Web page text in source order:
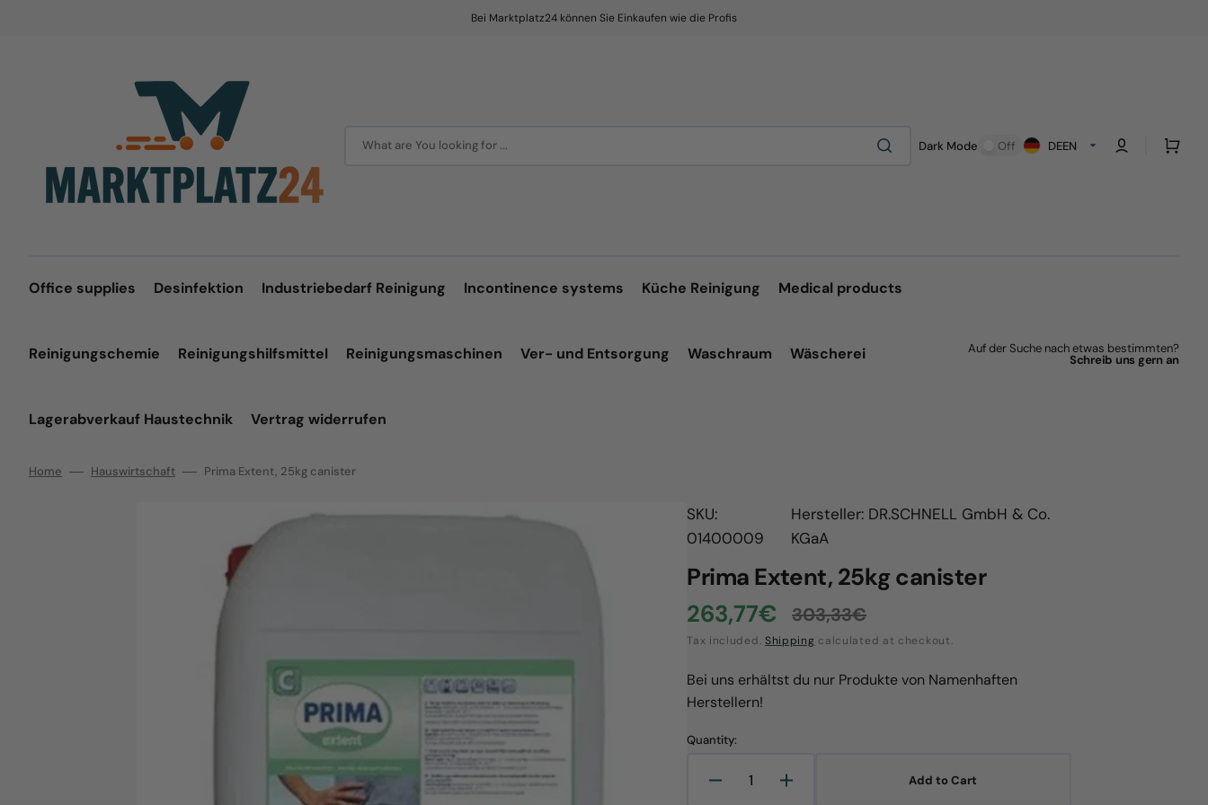
Bei Marktplatz24 können Sie Einkaufen wie die Profis
What are You looking for ... Dark Mode Off DEEN Cart
Office supplies Desinfektion Industriebedarf Reinigung Incontinence systems Küche Reinigung Medical products
Reinigungschemie Reinigungshilfsmittel Reinigungsmaschinen Ver- und Entsorgung Waschraum Wäscherei
Lagerabverkauf Haustechnik Vertrag widerrufen
Auf der Suche nach etwas bestimmten?
Schreib uns gern an
Home Hauswirtschaft Prima Extent, 25kg canister
Open
SKU:
01400009
Hersteller: DR.SCHNELL GmbH & Co.
KGaA
Prima Extent, 25kg canister
Sale
263,77€
Regular
303,33€
Tax included. Shipping calculated at checkout.
Bei uns erhältst du nur Produkte von Namenhaften
Herstellern!
Quantity:
DecreaseIncrease
Add to Cart